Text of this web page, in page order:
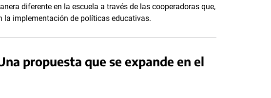
diferente en la escuela a través de las cooperadoras que,
la implementación de políticas educativas.
propuesta que se expande en el